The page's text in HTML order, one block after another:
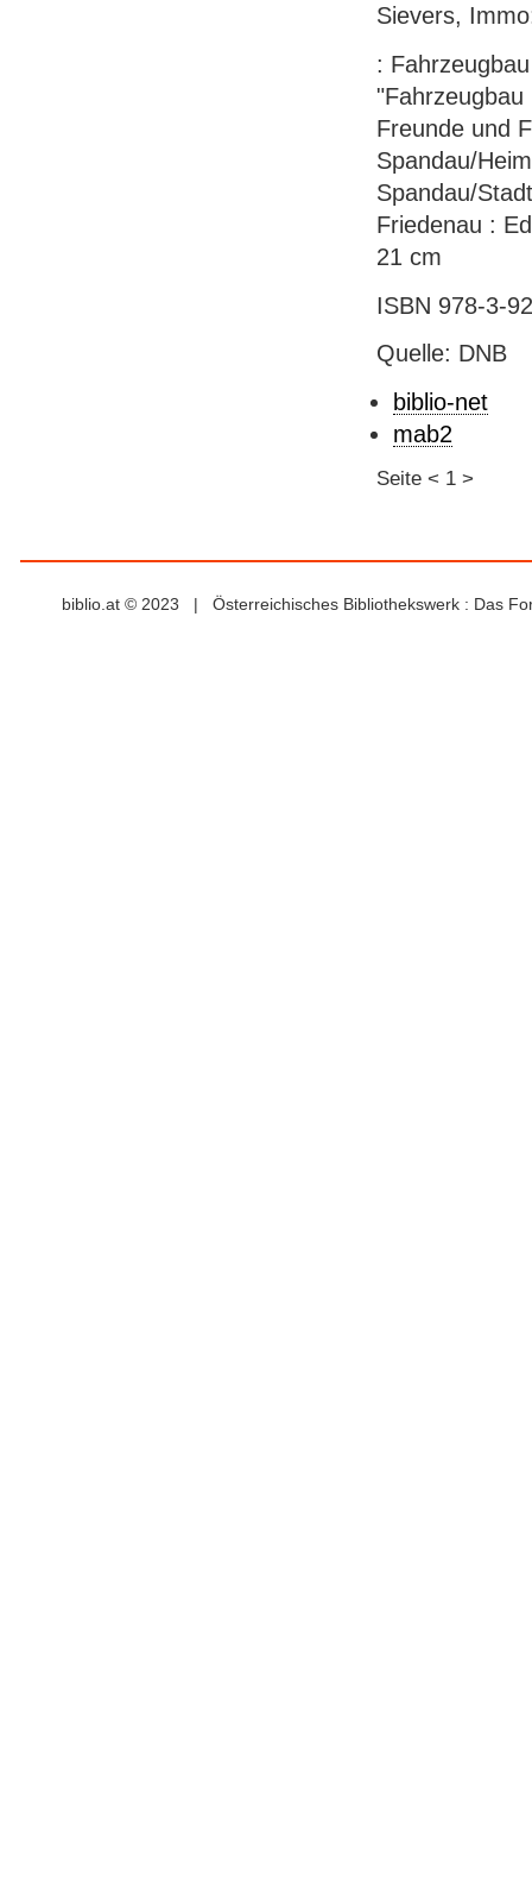
Sievers,
:
Freunde und
Spandau/
Spandau/
Friedenau :
21 cm
ISBN 978-3-
Quelle: DNB
biblio-net
mab2
Seite < 1 >
biblio.at © 2023 | Österreichisches Bibliothekswerk : Das